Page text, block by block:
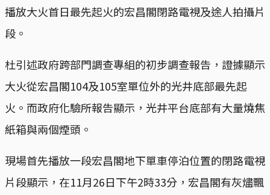
播放大火首日最先起火的宏昌閣閉路電視及途人拍攝片
段。
杜引述政府跨部門調查專組的初步調查報告，證據顯示
大火從宏昌閣104及105室單位外的光井底部最先起
火。而政府化驗所報告顯示，光井平台底部有大量燒焦
紙箱與兩個煙頭。
現場首先播放一段宏昌閣地下單車停泊位置的閉路電視
片段顯示，在11月26日下午2時33分，宏昌閣有灰燼飄